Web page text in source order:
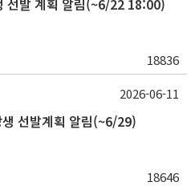
선발 계획 알림(~6/22 18:00)
18836
선발계획 알림(~6/29)
18646
2026-06-11